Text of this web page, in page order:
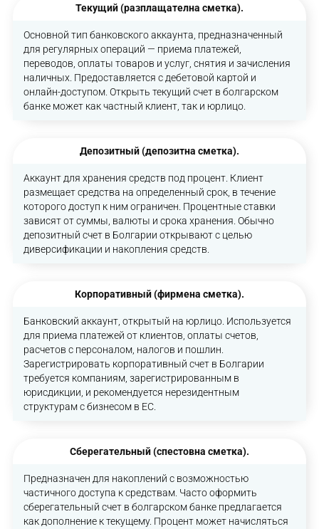
Текущий (разплащателна сметка).
Основной тип банковского аккаунта, предназначенный
для регулярных операций — приема платежей,
переводов, оплаты товаров и услуг, снятия и зачисления
наличных. Предоставляется с дебетовой картой и
онлайн-доступом. Открыть текущий счет в болгарском
банке может как частный клиент, так и юрлицо.
Депозитный (депозитна сметка).
Аккаунт для хранения средств под процент. Клиент
размещает средства на определенный срок, в течение
которого доступ к ним ограничен. Процентные ставки
зависят от суммы, валюты и срока хранения. Обычно
депозитный счет в Болгарии открывают с целью
диверсификации и накопления средств.
Корпоративный (фирмена сметка).
Банковский аккаунт, открытый на юрлицо. Используется
для приема платежей от клиентов, оплаты счетов,
расчетов с персоналом, налогов и пошлин.
Зарегистрировать корпоративный счет в Болгарии
требуется компаниям, зарегистрированным в
юрисдикции, и рекомендуется нерезидентным
структурам с бизнесом в ЕС.
Сберегательный (спестовна сметка).
Предназначен для накоплений с возможностью
частичного доступа к средствам. Часто оформить
сберегательный счет в болгарском банке предлагается
как дополнение к текущему. Процент может начисляться